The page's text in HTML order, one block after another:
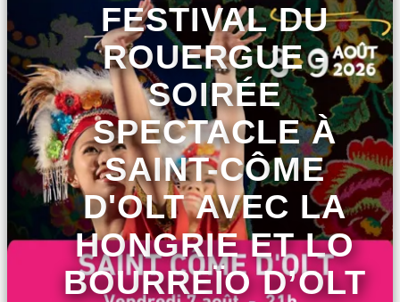
FESTIVAL DU
ROUERGUE -
SOIRÉE
SPECTACLE À
SAINT-CÔME
D'OLT AVEC LA
HONGRIE ET LO
BOURREÏO D’OLT